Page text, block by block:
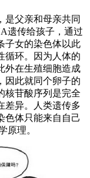
是父亲和母亲共同
遗传给孩子，通过
子女的染色体以此
循环。因为人体的
外在生殖细胞造成
因此就同个卵子的
核苷酸序列是完全
差异。人类遗传多
色体只能来自自己
原理。